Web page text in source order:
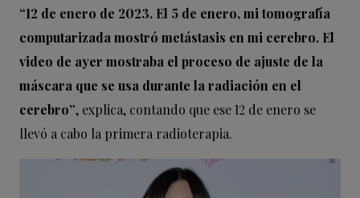
“12 de enero de 2023. El 5 de enero, mi tomografía
computarizada mostró metástasis en mi cerebro. El
video de ayer mostraba el proceso de ajuste de la
máscara que se usa durante la radiación en el
cerebro”, explica, contando que ese 12 de enero se
llevó a cabo la primera radioterapia.